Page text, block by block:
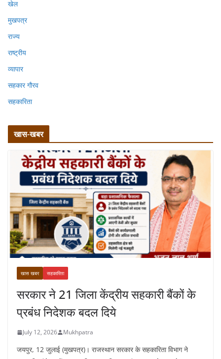
खेल
मुखपत्र
राज्य
राष्ट्रीय
व्यापार
सहकार गौरव
सहकारिता
खास-खबर
खास खबर सहकारिता
सरकार ने 21 जिला केंद्रीय सहकारी बैंकों के
प्रबंध निदेशक बदल दिये
July 12, 2026 Mukhpatra
जयपुर, 12 जुलाई (मुखपत्र)। राजस्थान सरकार के सहकारिता विभाग ने